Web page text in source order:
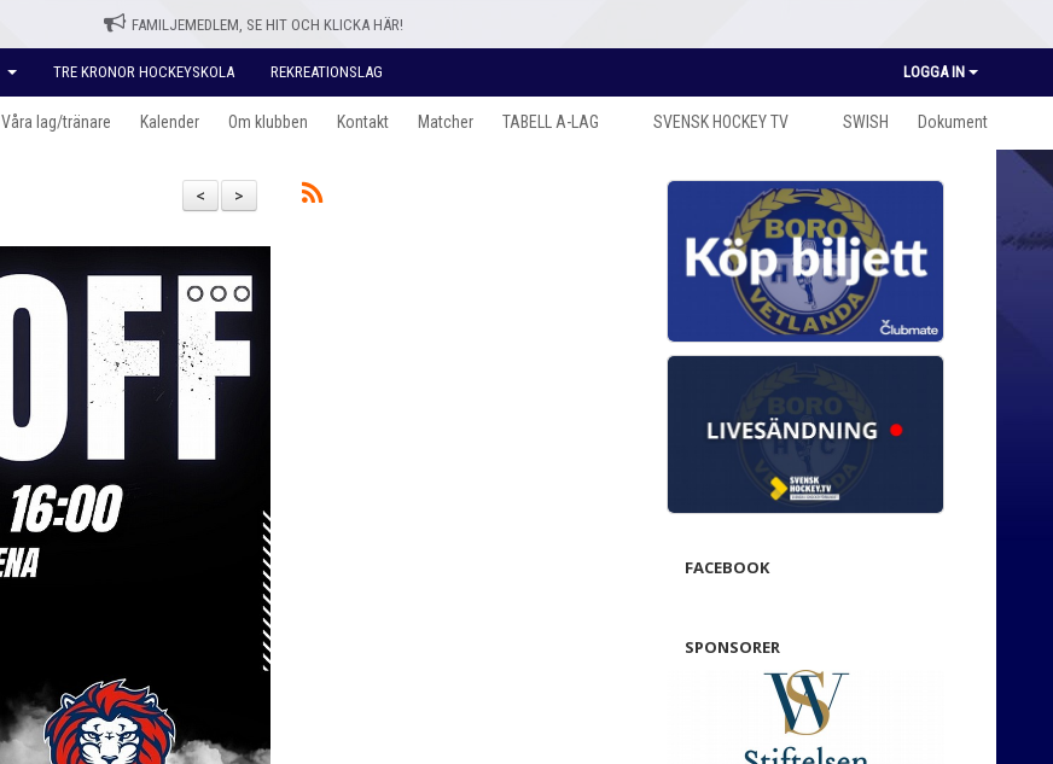
FAMILJEMEDLEM, SE HIT OCH KLICKA HÄR!
TRE KRONOR HOCKEYSKOLA REKREATIONSLAG LOGGA IN
Våra lag/tränare Kalender Om klubben Kontakt Matcher TABELL A-LAG SVENSK HOCKEY TV SWISH Dokument
>
<
FACEBOOK
SPONSORER